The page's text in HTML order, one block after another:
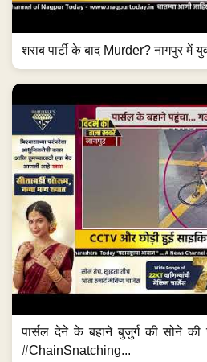
शराब पार्टी के बाद Murder? नागपुर में
पार्सल देने के बहाने बुजुर्ग की सोने
#ChainSnatching...